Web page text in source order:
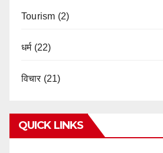
Tourism (2)
धर्म(22)
विचार (21)
QUICK LINKS